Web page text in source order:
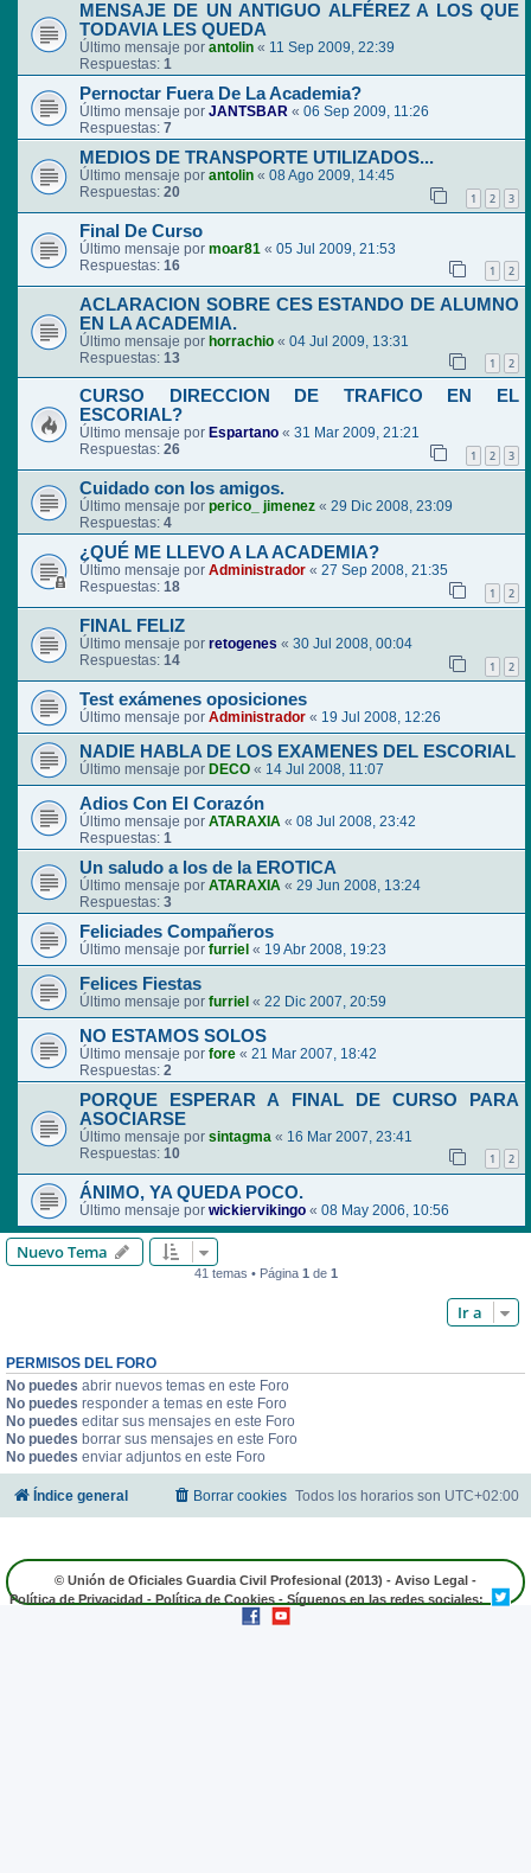
MENSAJE DE UN ANTIGUO ALFÉREZ A LOS QUE
TODAVIA LES QUEDA
Último mensaje por antolin « 11 Sep 2009, 22:39
Respuestas: 1
Pernoctar Fuera De La Academia?
Último mensaje por JANTSBAR « 06 Sep 2009, 11:26
Respuestas: 7
MEDIOS DE TRANSPORTE UTILIZADOS...
Último mensaje por antolin « 08 Ago 2009, 14:45
Respuestas: 20 1 2 3
Final De Curso
Último mensaje por moar81 « 05 Jul 2009, 21:53
Respuestas: 16 1 2
ACLARACION SOBRE CES ESTANDO DE ALUMNO
EN LA ACADEMIA.
Último mensaje por horrachio « 04 Jul 2009, 13:31
Respuestas: 13 1 2
CURSO DIRECCION DE TRAFICO EN EL
ESCORIAL?
Último mensaje por Espartano « 31 Mar 2009, 21:21
Respuestas: 26 1 2 3
Cuidado con los amigos.
Último mensaje por perico_ jimenez « 29 Dic 2008, 23:09
Respuestas: 4
¿QUÉ ME LLEVO A LA ACADEMIA?
Último mensaje por Administrador « 27 Sep 2008, 21:35
Respuestas: 18 1 2
FINAL FELIZ
Último mensaje por retogenes « 30 Jul 2008, 00:04
Respuestas: 14 1 2
Test exámenes oposiciones
Último mensaje por Administrador « 19 Jul 2008, 12:26
NADIE HABLA DE LOS EXAMENES DEL ESCORIAL
Último mensaje por DECO « 14 Jul 2008, 11:07
Adios Con El Corazón
Último mensaje por ATARAXIA « 08 Jul 2008, 23:42
Respuestas: 1
Un saludo a los de la EROTICA
Último mensaje por ATARAXIA « 29 Jun 2008, 13:24
Respuestas: 3
Feliciades Compañeros
Último mensaje por furriel « 19 Abr 2008, 19:23
Felices Fiestas
Último mensaje por furriel « 22 Dic 2007, 20:59
NO ESTAMOS SOLOS
Último mensaje por fore « 21 Mar 2007, 18:42
Respuestas: 2
PORQUE ESPERAR A FINAL DE CURSO PARA
ASOCIARSE
Último mensaje por sintagma « 16 Mar 2007, 23:41
Respuestas: 10 1 2
ÁNIMO, YA QUEDA POCO.
Último mensaje por wickiervikingo « 08 May 2006, 10:56
Nuevo Tema
41 temas • Página 1 de 1
Ir a
PERMISOS DEL FORO
No puedes abrir nuevos temas en este Foro
No puedes responder a temas en este Foro
No puedes editar sus mensajes en este Foro
No puedes borrar sus mensajes en este Foro
No puedes enviar adjuntos en este Foro
Índice general Todos los horarios son UTC+02:00
Borrar cookies
© Unión de Oficiales Guardia Civil Profesional (2013) - Aviso Legal -
Política de Privacidad - Política de Cookies - Síguenos en las redes sociales: